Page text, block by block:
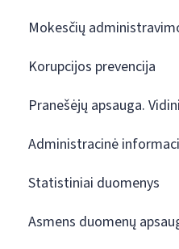
Mokesčių
Korupcijos prevencija
Pranešėjų apsauga.
Administracinė
Statistiniai duomenys
Asmens duomenų